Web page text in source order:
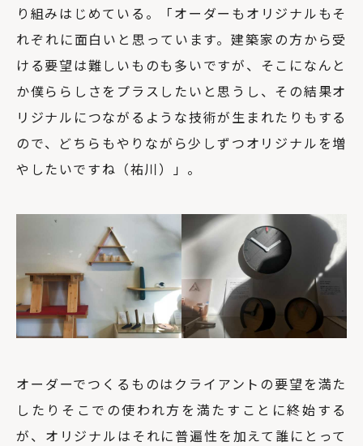
り組みはじめている。「オーダーもオリジナルもそ
れぞれに面白いと思っています。建築家の方から受
ける要望は難しいものも多いですが、そこになんと
か僕ららしさをプラスしたいと思うし、その結果オ
リジナルにつながるような技術が生まれたりもする
ので、どちらもやりながら少しずつオリジナルを増
やしたいですね（祐川）」。
オーダーでつくるものはクライアントの要望を満た
したりそこでの使われ方を満たすことに終始する
が、オリジナルはそれに普遍性を加えて誰にとって